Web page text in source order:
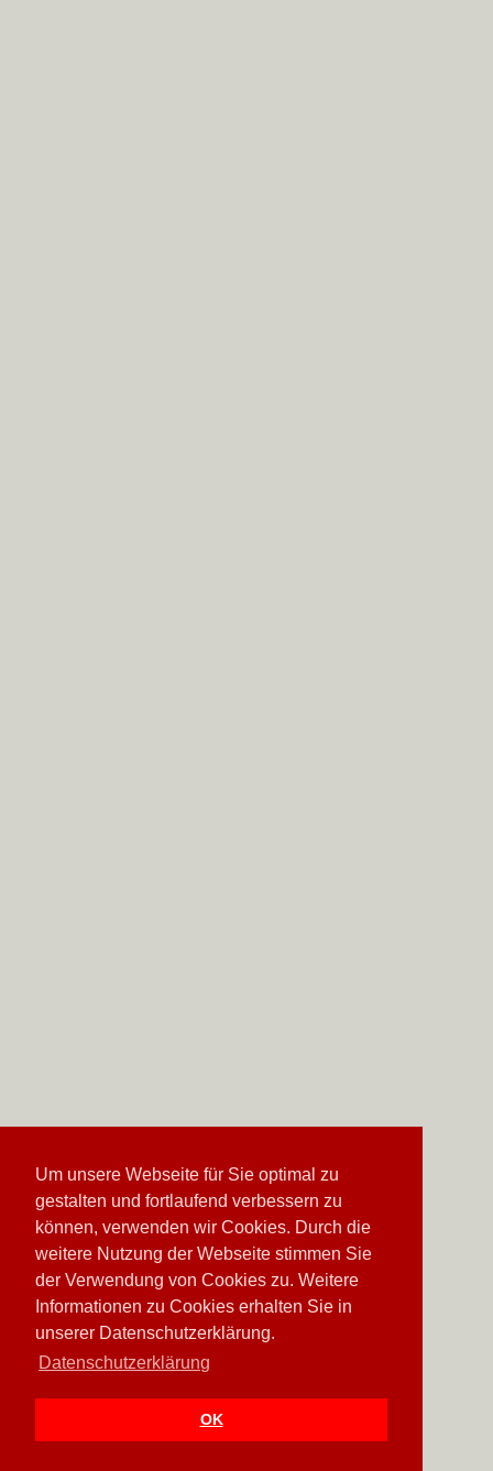
Um unsere Webseite für Sie optimal zu
gestalten und fortlaufend verbessern zu
können, verwenden wir Cookies. Durch die
weitere Nutzung der Webseite stimmen Sie
der Verwendung von Cookies zu. Weitere
Informationen zu Cookies erhalten Sie in
unserer Datenschutzerklärung.
Datenschutzerklärung
OK